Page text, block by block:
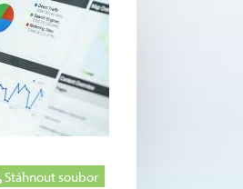
Stáhnout soubor